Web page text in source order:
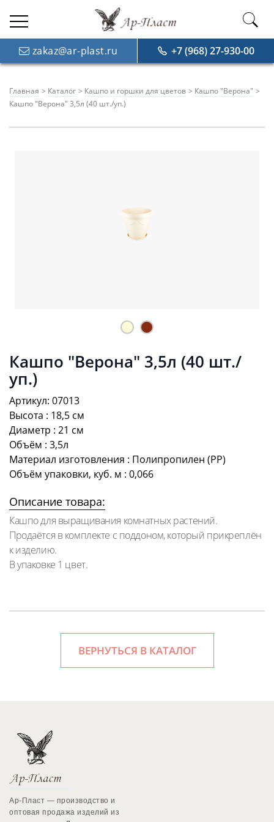
zakaz@ar-plast.ru +7 (968) 27-930-00
Главная Каталог Кашпо и горшки для цветов
Кашпо "Верона"
Кашпо "Верона" 3,5л (40 шт./уп.)
Кашпо "Верона" 3,5л (40 шт./
уп.)
Артикул: 07013
Высота : 18,5 см
Диаметр : 21 см
Объём : 3,5л
Материал изготовления : Полипропилен (PP)
Объём упаковки, куб. м : 0,066
Описание товара:
Кашпо для выращивания комнатных растений.
Продаётся в комплекте с поддоном, который прикреплён
к изделию.
В упаковке 1 цвет.
ВЕРНУТЬСЯ В КАТАЛОГ
Ар-Пласт — производство и
оптовая продажа изделий из